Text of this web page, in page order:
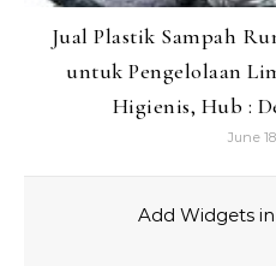
Jual Plastik Sampah
untuk Pengelolaan
Higienis, Hub :
June
Add Widgets